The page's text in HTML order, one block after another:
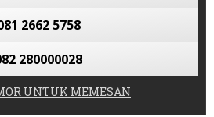
2662 5758
280000028
UNTUK MEMESAN